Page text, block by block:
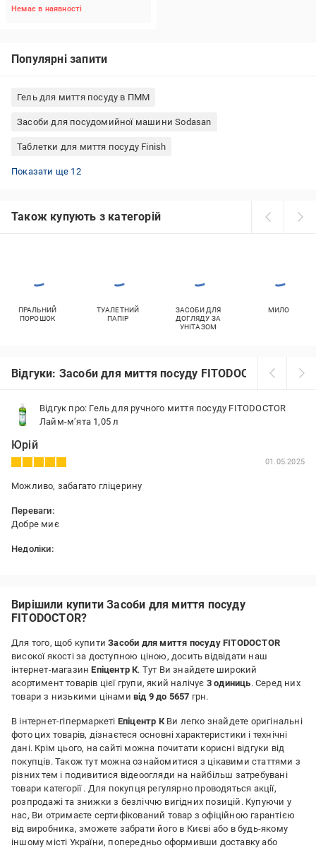
Немає в наявності
Популярні запити
Гель для миття посуду в ПММ
Засоби для посудомийної машини Sodasan
Таблетки для миття посуду Finish
Somat ополіскувач
Таблетки для посудомийки Frosch
Таблетки для миття посуду START
Frosch для посудомийки
Екологічні засоби для посудомийки
Ополіскувачі для посуду Finish
Ополіскувач для ПММ Bio-D
Засоби для миття посуду Sodasan сіль
Таблетки для посудомийки для дитячого посуду
Сіль для посудомийки Finish
Еко таблетки для посудомийки
Таблетки для миття посуду Sodasan
Показати ще 12
Також купують з категорій
ПРАЛЬНИЙ
ПОРОШОК
ТУАЛЕТНИЙ
ПАПІР
ЗАСОБИ ДЛЯ
ДОГЛЯДУ ЗА
УНІТАЗОМ
МИЛО
Відгуки: Засоби для миття посуду FITODOCTOR
Відгук про: Гель для ручного миття посуду FITODOCTOR
Лайм-м’ята 1,05 л
Юрій
01.05.2025
Можливо, забагато гліцерину
Переваги:
Добре миє
Недоліки:
Вирішили купити Засоби для миття посуду
FITODOCTOR?
Для того, щоб купитиЗасоби для миття посуду FITODOCTOR
високої якості за доступною ціною, досить відвідати наш
інтернет-магазинЕпіцентр К. Тут Ви знайдете широкий
асортимент товарів цієї групи, який налічує 3 одиниць. Серед них
товари з низькими цінами від 9 до 5657 грн.
В інтернет-гіпермаркеті Епіцентр КВи легко знайдете оригінальні
фото цих товарів, дізнаєтеся основні характеристики і технічні
дані. Крім цього, на сайті можна почитати корисні відгуки від
покупців. Також тут можна ознайомитися з цікавими статтями з
різних тем і подивитися відеоогляди на найбільш затребувані
товари категорії . Для покупця регулярно проводяться акції,
розпродажі та знижки з безліччю вигідних позицій. Купуючи у
нас, Ви отримаєте сертифікований товар з офіційною гарантією
від виробника, зможете забрати його в Києві або в будь-якому
іншому місті України, попередньо оформивши доставку або